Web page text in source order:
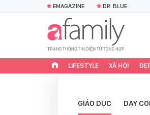
EMAGAZINE DR. BLUE
LIFESTYLE XÃ HỘI
GIÁO DỤC DẠY